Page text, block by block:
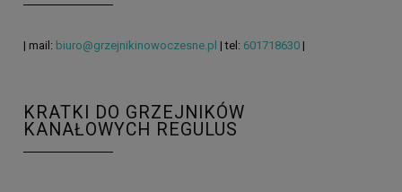
| mail: biuro@grzejnikinowoczesne.pl | tel: 601718630 |
KRATKI DO GRZEJNIKÓW
KANAŁOWYCH REGULUS